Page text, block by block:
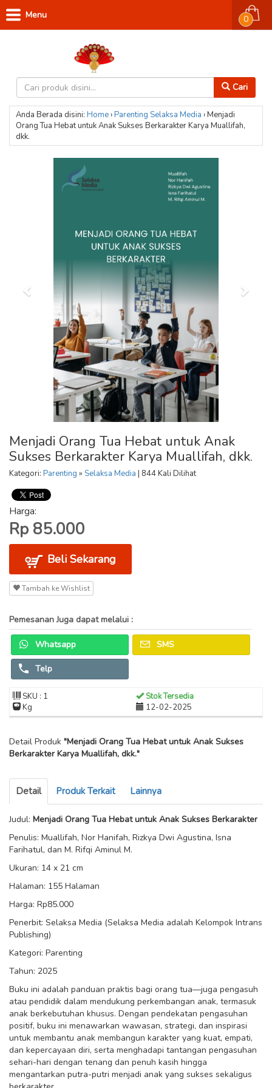
Cari
0
Menu
Anda Berada disini: Home›Parenting Selaksa Media ›Menjadi
Orang Tua Hebat untuk Anak Sukses Berkarakter Karya Muallifah,
dkk.
Menjadi Orang Tua Hebat untuk Anak
Sukses Berkarakter Karya Muallifah, dkk.
Kategori: Parenting » Selaksa Media | 844 Kali Dilihat
Harga:
Rp 85.000
Beli Sekarang
Tambah ke Wishlist
Pemesanan Juga dapat melalui :
Whatsapp SMS
Telp
SKU : 1
Stok Tersedia
Kg
12-02-2025
Detail Produk "Menjadi Orang Tua Hebat untuk Anak Sukses
Berkarakter Karya Muallifah, dkk."
Detail Produk Terkait Lainnya
Judul: Menjadi Orang Tua Hebat untuk Anak Sukses Berkarakter
Penulis: Muallifah, Nor Hanifah, Rizkya Dwi Agustina, Isna
Farihatul, dan M. Rifqi Aminul M.
Ukuran: 14 x 21 cm
Halaman: 155 Halaman
Harga: Rp85.000
Penerbit: Selaksa Media (Selaksa Media adalah Kelompok Intrans
Publishing)
Kategori: Parenting
Tahun: 2025
Buku ini adalah panduan praktis bagi orang tua—juga pengasuh
atau pendidik dalam mendukung perkembangan anak, termasuk
anak berkebutuhan khusus. Dengan pendekatan pengasuhan
positif, buku ini menawarkan wawasan, strategi, dan inspirasi
untuk membantu anak membangun karakter yang kuat, empati,
dan kepercayaan diri, serta menghadapi tantangan pengasuhan
sehari-hari dengan tenang dan penuh kasih hingga
mengantarkan putra-putri menjadi anak yang sukses sekaligus